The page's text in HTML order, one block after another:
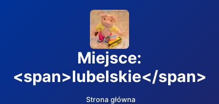
Miejsce:
<span>lubelskie</span>
Strona główna